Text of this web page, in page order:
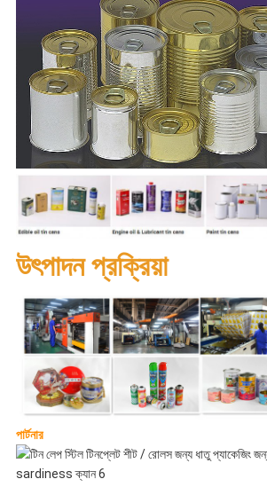
উৎপাদন প্রক্রিয়া
পার্টনার